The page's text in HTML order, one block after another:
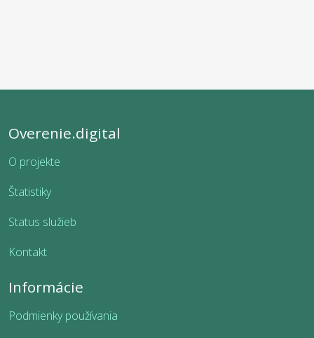
Overenie.digital
O projekte
Štatistiky
Status služieb
Kontakt
Informácie
Podmienky používania